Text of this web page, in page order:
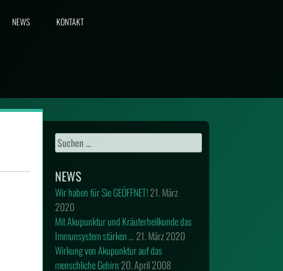
NEWS KONTAKT
Suchen
nach:
NEWS
Wir haben für Sie GEÖFFNET!21. März
2020
Mit Akupunktur und Kräuterheilkunde das
Immunsystem stärken …21. März 2020
Wirkung von Akupunktur auf das
menschliche Gehirn20. April 2008